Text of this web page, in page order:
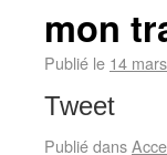
mon
Publié le 14
Tweet
Publié dans